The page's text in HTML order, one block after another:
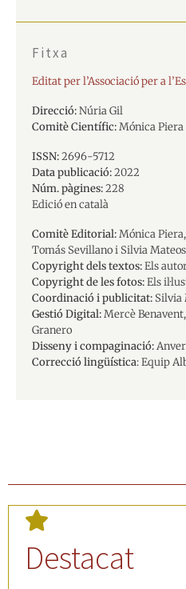
Fitxa
Editat per l’Associació per a
Direcció:Núria Gil
Comitè Científic:Mónica
ISSN:2696-5712
Data publicació:2022
Núm. pàgines:228
Edició en català
Comitè Editorial:Mónica
Tomás Sevillano i Silvia Mateos
Copyright dels textos:Els
Copyright de les fotos:Els
Coordinació i publicitat: Silvia
Gestió Digital:Mercè
Granero
Disseny i compaginació:
Correcció lingüística: Equip
Destacat